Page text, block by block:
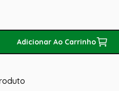
Adicionar Ao Carrinho